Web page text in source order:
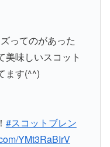
ってのがあった
美味しいスコット
ます(^^)
#スコットブレン
YMt3RaBIrV